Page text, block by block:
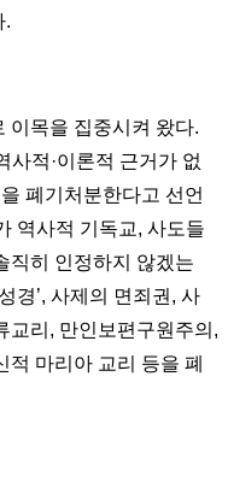
.
이목을 집중시켜 왔다.
사적·이론적 근거가 없
폐기처분한다고 선언
역사적 기독교, 사도들
직히 인정하지 않겠는
경’, 사제의 면죄권, 사
교리, 만인보편구원주의,
마리아 교리 등을 폐